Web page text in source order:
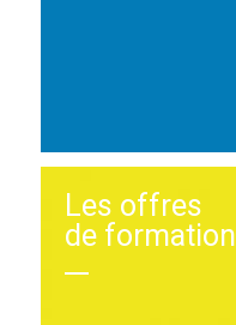
Les offres
de formation